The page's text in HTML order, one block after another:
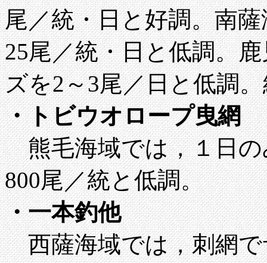
尾／統・日と好調。南
25尾／統・日と低調。
ズを2～3尾／日と低調
・トビウオロープ曳網
熊毛海域では，１日
800尾／統と低調。
・一本釣他
西薩海域では，刺網